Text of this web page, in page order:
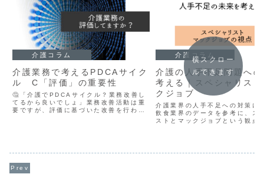
介護コラム
介護業務で考えるPDCAサイク
ル C「評価」の重要性
🤔「介護でPDCAサイクル？業務改善し
てるから良いでしょ」業務改善活動は重
要ですが、評価に基づいた改善を行わな
介護コラム
介護の人手不足問題へ
考える｜スペシャリス
クジョブ
介護業界の人手不足への対策に
飲食業界のデータを参考に、ス
ストとマックジョブという観点
横スクロー
ルできます